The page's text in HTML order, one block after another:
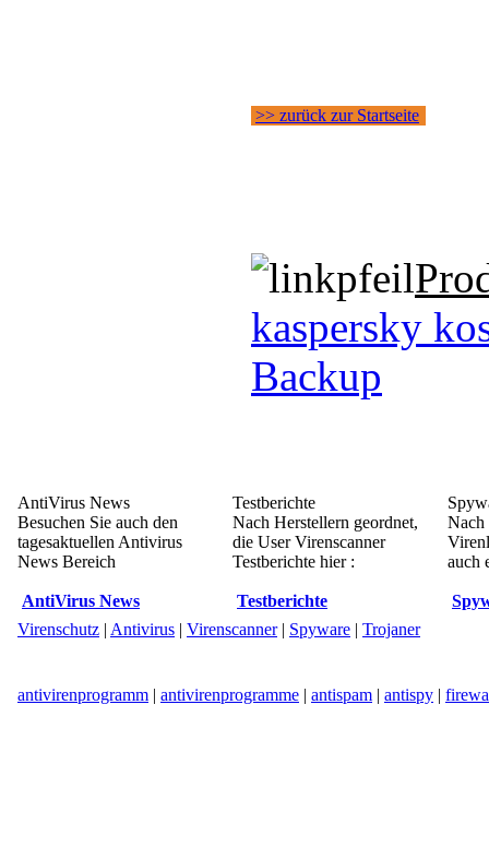
>> zurück zur Startseite
kaspersky
Backup
AntiVirus News
Besuchen Sie auch den
tagesaktuellen Antivirus
News Bereich
AntiVirus News
Testberichte
Nach Herstellern geordnet,
die User Virenscanner
Testberichte hier :
Testberichte
Nach
auch
Virenschutz | Antivirus | Virenscanner| Spyware | Trojaner
antivirenprogramm | antivirenprogramme | antispam | antispy |